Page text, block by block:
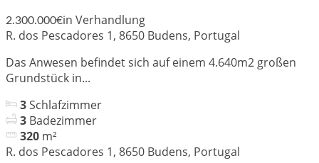
2.300.000€in Verhandlung
R. dos Pescadores 1, 8650 Budens, Portugal
Das Anwesen befindet sich auf einem 4.640m2 großen
Grundstück in...
3Schlafzimmer
3 Badezimmer
320 m²
R. dos Pescadores 1, 8650 Budens, Portugal